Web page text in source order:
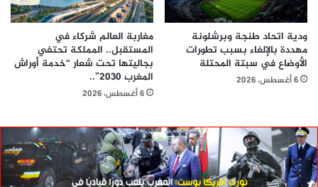
ودية اتحاد طنجة وبرشلونة
مهددة بالإلغاء بسبب تطورات
الأوضاع في سبتة المحتلة
6 أغسطس، 2026
مغاربة العالم شركاء في
المستقبل.. المملكة تحتفي
بجاليتها تحت شعار “خدمة أوراش
المغرب 2030”..
6 أغسطس، 2026